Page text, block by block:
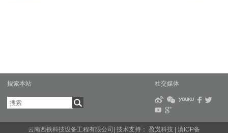
搜索本站 社交媒体
云南西铁科技设备工程有限公司| 技术支持： 盈岚科技 滇ICP备